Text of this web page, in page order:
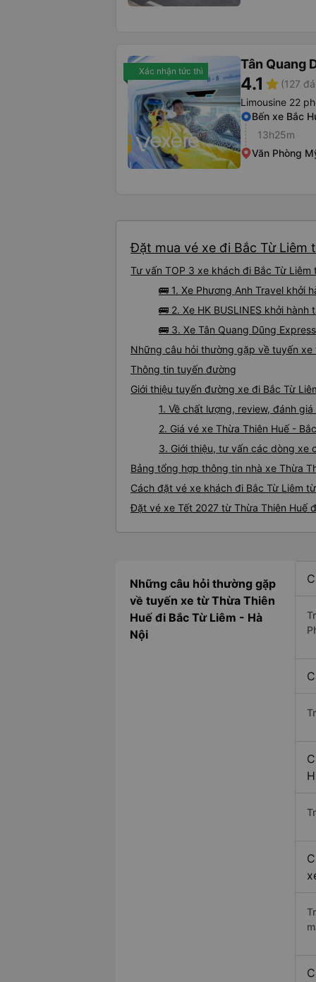
Xác nhận tức thì Tân Quang
4.1 star (127
Limousine 22
Bến xe Bắc
13h25m
Văn Phòng
Đặt mua vé xe đi Bắc Từ Liêm
Tư vấn TOP 3 xe khách đi Bắc Từ
🚌 1. Xe Phương Anh Travel khởi
🚌 2. Xe HK BUSLINES khởi
🚌 3. Xe Tân Quang Dũng
Những câu hỏi thường gặp về tuyến xe
Thông tin tuyến đường
Giới thiệu tuyến đường xe đi Bắc Từ
1. Về chất lượng, review, đánh
2. Giá vé xe Thừa Thiên Huế -
3. Giới thiệu, tư vấn các dòng xe
Bảng tổng hợp thông tin nhà xe Thừa
Cách đặt vé xe khách đi Bắc Từ Liêm
Đặt vé xe Tết 2027 từ Thừa Thiên Huế
Những câu hỏi thường gặp
về tuyến xe từ Thừa Thiên
Huế đi Bắc Từ Liêm - Hà
Nội